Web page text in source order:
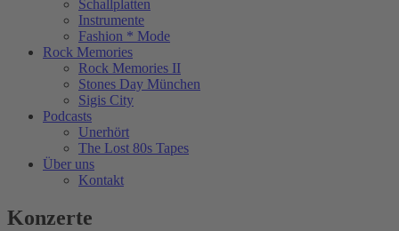
Schallplatten
Instrumente
Fashion * Mode
Rock Memories
Rock Memories II
Stones Day München
Sigis City
Podcasts
Unerhört
The Lost 80s Tapes
Über uns
Kontakt
Konzerte